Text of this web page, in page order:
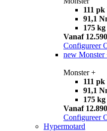
111 pk
91,1
175 kg
Vanaf
Configureer
new Monster
Monster +
111 pk
91,1
175 kg
Vanaf
Configureer
Hypermotard